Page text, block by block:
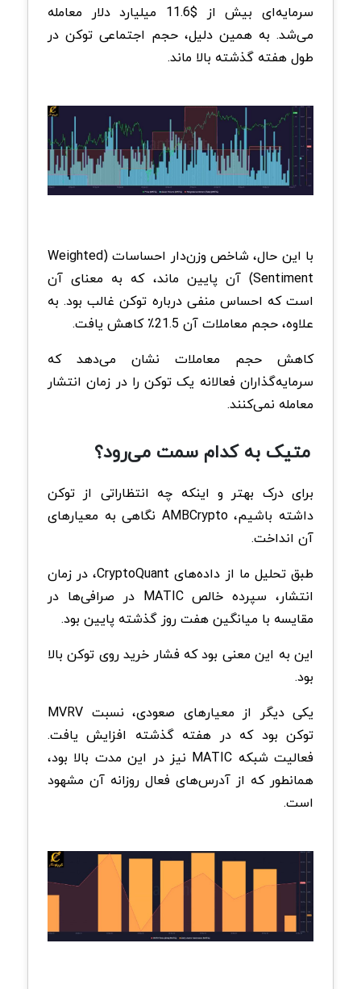
سرمایه‌ای بیش از $11.6 میلیارد دلار معامله
می‌شد. به همین دلیل، حجم اجتماعی توکن در
طول هفته گذشته بالا ماند.
با این حال، شاخص وزن‌دار احساسات (Weighted
Sentiment) آن پایین ماند، که به معنای آن
است که احساس منفی درباره توکن غالب بود. به
علاوه، حجم معاملات آن 21.5٪ کاهش یافت.
کاهش حجم معاملات نشان می‌دهد که
سرمایه‌گذاران فعالانه یک توکن را در زمان انتشار
معامله نمی‌کنند.
متیک به کدام سمت می‌رود؟
برای درک بهتر و اینکه چه انتظاراتی از توکن
داشته باشیم، AMBCrypto نگاهی به معیارهای
آن انداخت.
طبق تحلیل ما از داده‌های CryptoQuant، در زمان
انتشار، سپرده خالص MATIC در صرافی‌ها در
مقایسه با میانگین هفت روز گذشته پایین بود.
این به این معنی بود که فشار خرید روی توکن بالا
بود.
یکی دیگر از معیارهای صعودی، نسبت MVRV
توکن بود که در هفته گذشته افزایش یافت.
فعالیت شبکه MATIC نیز در این مدت بالا بود،
همانطور که از آدرس‌های فعال روزانه آن مشهود
است.